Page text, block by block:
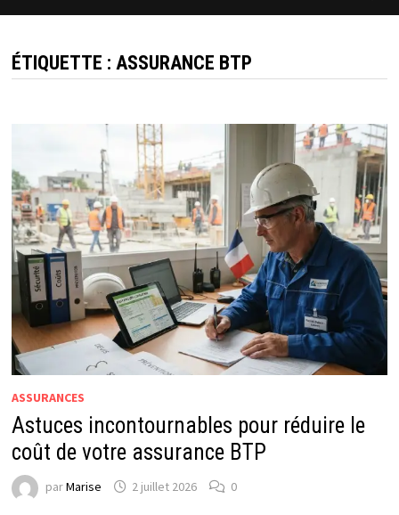
ÉTIQUETTE : ASSURANCE BTP
ASSURANCES
Astuces incontournables pour réduire le
coût de votre assurance BTP
parMarise 2 juillet 2026 0